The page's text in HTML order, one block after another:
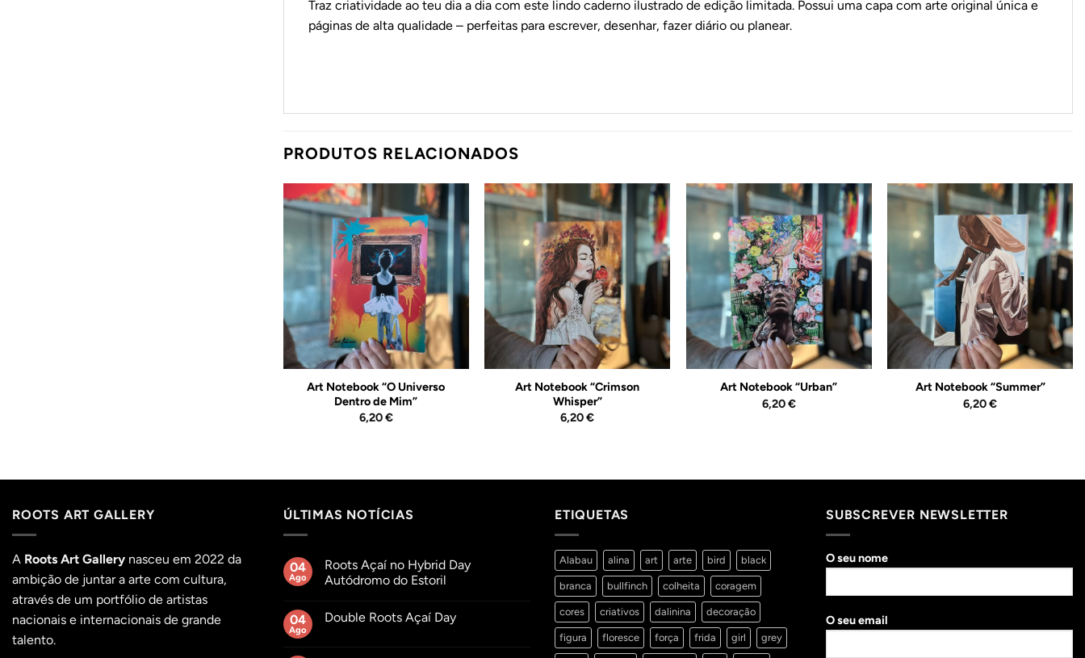
Traz criatividade ao teu dia a dia com este lindo caderno ilustrado de edição limitada. Possui uma capa com arte original única e
páginas de alta qualidade – perfeitas para escrever, desenhar, fazer diário ou planear.
PRODUTOS RELACIONADOS
Adicionar
ao
Art Notebook “O Universo
Dentro de Mim”
6,20€
Adicionar
Wishlist
Art Notebook “Crimson
Whisper”
6,20€
Adicionar
ao
Wishlist
Art Notebook “Urban”
6,20€
Adicionar
ao
Wishlist
Art Notebook “Summer”
6,20€
ROOTS ART GALLERY
A Roots Art Gallery nasceu em 2022 da
ambição de juntar a arte com cultura,
através de um portfólio de artistas
nacionais e internacionais de grande
talento.
ÚLTIMAS NOTÍCIAS
04
Ago
Roots Açaí no Hybrid Day
Autódromo do Estoril
em
04
Ago
Double Roots Açaí Day
ETIQUETAS
Alabau alina art arte bird black
branca bullfinch colheita coragem
cores criativos dalinina decoração
figura floresce força frida girl grey
SUBSCREVER NEWSLETTER
O seu nome
O seu email